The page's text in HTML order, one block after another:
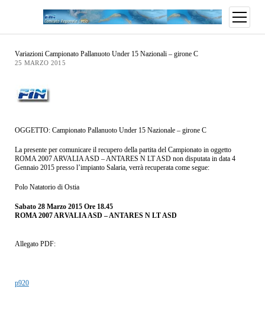
Variazioni Campionato Pallanuoto Under 15 Nazionali – girone C
25 MARZO 2015
OGGETTO: Campionato Pallanuoto Under 15 Nazionale – girone C
La presente per comunicare il recupero della partita del Campionato in oggetto
ROMA 2007 ARVALIA ASD – ANTARES N LT ASD non disputata in data 4
Gennaio 2015 presso l’impianto Salaria, verrà recuperata come segue:
Polo Natatorio di Ostia
Sabato 28 Marzo 2015 Ore 18.45
ROMA 2007 ARVALIA ASD – ANTARES N LT ASD
Allegato PDF:
p920